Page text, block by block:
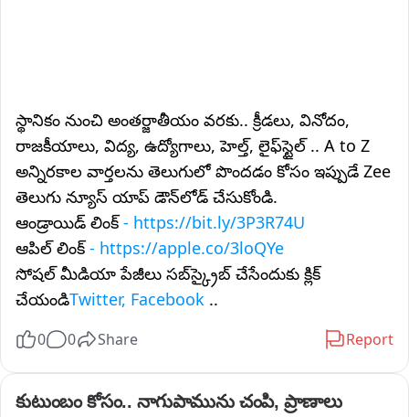
స్థానికం నుంచి అంతర్జాతీయం వరకు.. క్రీడలు, వినోదం,
రాజకీయాలు, విద్య, ఉద్యోగాలు, హెల్త్, లైఫ్‌స్టైల్ .. A to Z
అన్నిరకాల వార్తలను తెలుగులో పొందడం కోసం ఇప్పుడే Zee
తెలుగు న్యూస్ యాప్ డౌన్‌లోడ్ చేసుకోండి.
ఆండ్రాయిడ్ లింక్- https://bit.ly/3P3R74U
ఆపిల్ లింక్- https://apple.co/3loQYe
సోషల్ మీడియా పేజీలు సబ్‌స్క్రైబ్ చేసేందుకు క్లిక్
చేయండిTwitter, Facebook ..
0 0 Share Report
కుటుంబం కోసం.. నాగుపామును చంపి, ప్రాణాలు